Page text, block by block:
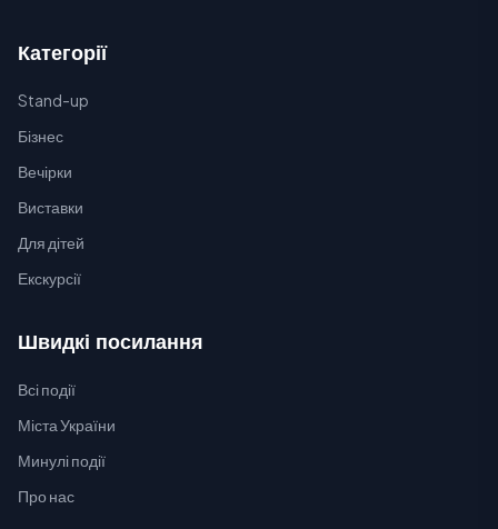
Категорії
Stand-up
Бізнес
Вечірки
Виставки
Для дітей
Екскурсії
Швидкі посилання
Всі події
Міста України
Минулі події
Про нас